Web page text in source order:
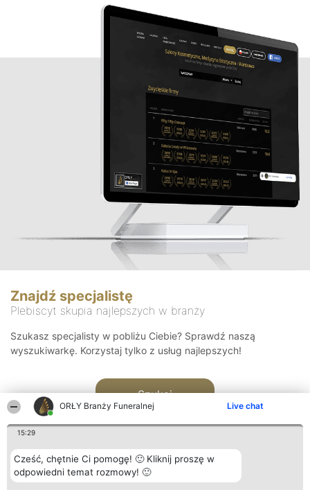
ORŁY Branży Funeralnej Live chat
15:29
Cześć, chętnie Ci pomogę! 🙂 Kliknij proszę w
odpowiedni temat rozmowy! 🙂
Znajdź specjalistę
Plebiscyt skupia najlepszych w branży
Szukasz specjalisty w pobliżu Ciebie? Sprawdź naszą
wyszukiwarkę. Korzystaj tylko z usług najlepszych!
Szukaj